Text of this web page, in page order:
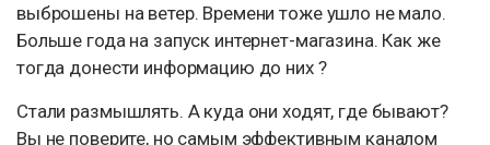
выброшены на ветер. Времени тоже ушло не мало.
Больше года на запуск интернет-магазина. Как же
тогда донести информацию до них ?
Стали размышлять. А куда они ходят, где бывают?
Вы не поверите, но самым эффективным каналом